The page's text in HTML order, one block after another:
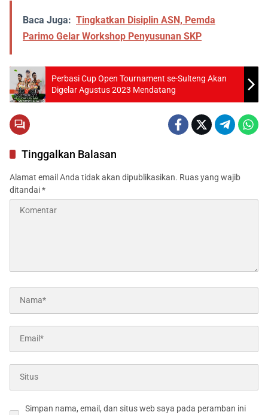
Baca Juga: Tingkatkan Disiplin ASN, Pemda
Parimo Gelar Workshop Penyusunan SKP
Perbasi Cup Open Tournament se-Sulteng Akan
Digelar Agustus 2023 Mendatang
Tinggalkan Balasan
Alamat email Anda tidak akan dipublikasikan. Ruas yang wajib
ditandai*
Simpan nama, email, dan situs web saya pada peramban ini